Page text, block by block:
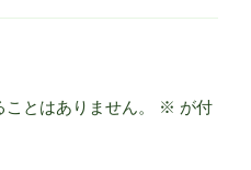
とはありません。 ※ が付